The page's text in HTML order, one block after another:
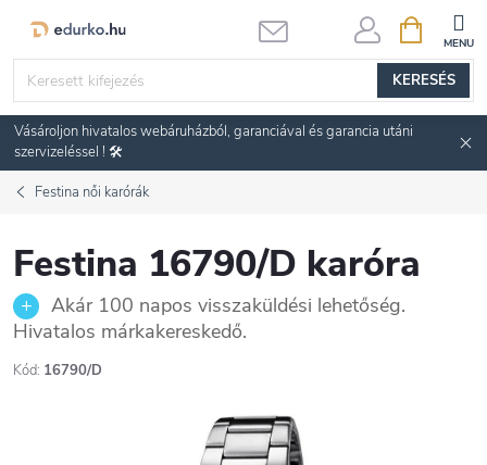
KERESÉS
KOSÁR
Vásároljon hivatalos webáruházból, garanciával és garancia utáni
szervizeléssel ! 🛠️
Festina női karórák
Festina 16790/D karóra
Akár 100 napos visszaküldési lehetőség.
Hivatalos márkakereskedő.
Kód: 16790/D